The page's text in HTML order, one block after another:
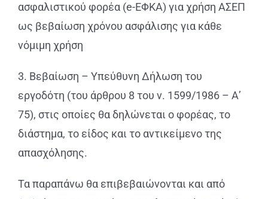
ασφαλιστικού φορέα (e-ΕΦΚΑ) για χρήση ΑΣΕΠ
ως βεβαίωση χρόνου ασφάλισης για κάθε
νόμιμη χρήση
3. Βεβαίωση – Υπεύθυνη Δήλωση του
εργοδότη (του άρθρου 8 του ν. 1599/1986 – Α’
75), στις οποίες θα δηλώνεται ο φορέας, το
διάστημα, το είδος και το αντικείμενο της
απασχόλησης.
Τα παραπάνω θα επιβεβαιώνονται και από